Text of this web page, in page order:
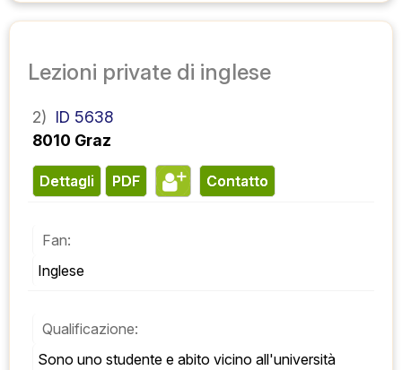
Lezioni private di inglese
2) ID 5638
8010 Graz
Dettagli PDF contatto
Fan:
Inglese
Qualificazione:
Sono uno studente e abito vicino all'università